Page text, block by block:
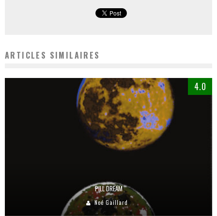
ARTICLES SIMILAIRES
4.0
PILL DREAM
Noé Gaillard